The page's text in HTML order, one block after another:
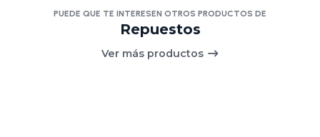
PUEDE QUE TE INTERESEN OTROS PRODUCTOS DE
Repuestos
Ver más productos